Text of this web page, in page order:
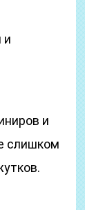
и
и
слишком